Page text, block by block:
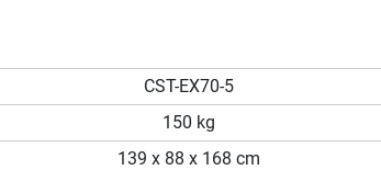
CST-EX70-5
150 kg
139 x 88 x 168 cm